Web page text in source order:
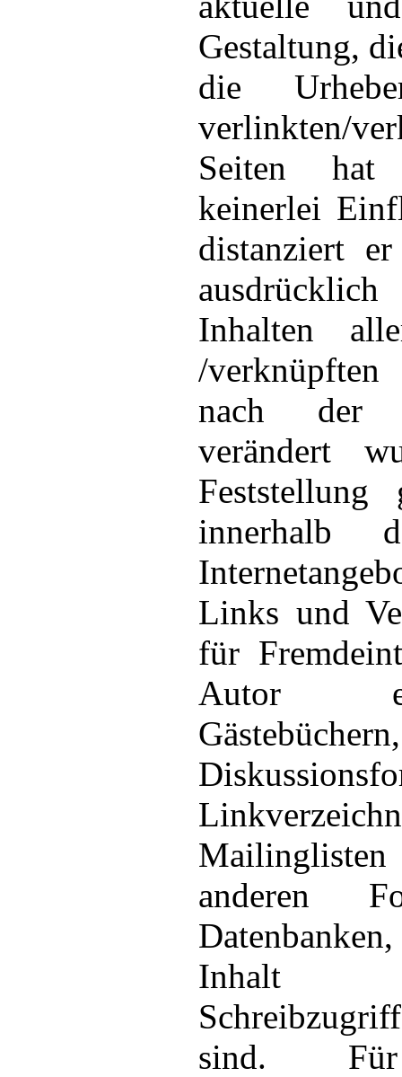
Gestaltung,
die
verlinkten/
Seiten
keinerlei
distanziert
Inhalten
/
nach der
verändert
innerhalb
Links und
für
Autor
Gästebüchern,
anderen
Inhalt
sind.